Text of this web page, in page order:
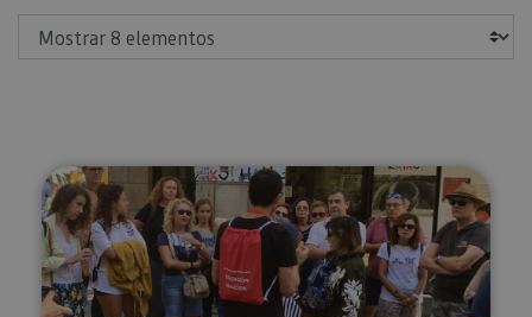
Pamplona Tour. Visita Guiada